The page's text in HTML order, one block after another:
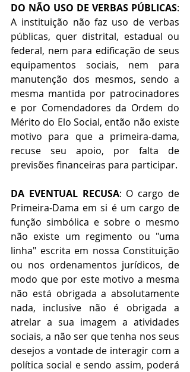
DO NÃO USO DE VERBAS PÚBLICAS:
A instituição não faz uso de verbas
públicas, quer distrital, estadual ou
federal, nem para edificação de seus
equipamentos sociais, nem para
manutenção dos mesmos, sendo a
mesma mantida por patrocinadores
e por Comendadores da Ordem do
Mérito do Elo Social, então não existe
motivo para que a primeira-dama,
recuse seu apoio, por falta de
previsões financeiras para participar.
DA EVENTUAL RECUSA: O cargo de
Primeira-Dama em si é um cargo de
função simbólica e sobre o mesmo
não existe um regimento ou "uma
linha" escrita em nossa Constituição
ou nos ordenamentos jurídicos, de
modo que por este motivo a mesma
não está obrigada a absolutamente
nada, inclusive não é obrigada a
atrelar a sua imagem a atividades
sociais, a não ser que tenha nos seus
desejos a vontade de interagir com a
política social e sendo assim, poderá